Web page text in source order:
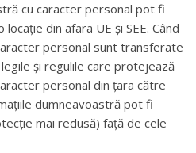
cu caracter personal pot fi
din afara UE și SEE. Când
personal sunt transferate
și regulile care protejează
personal din țara către
dumneavoastră pot fi
mai redusă) față de cele